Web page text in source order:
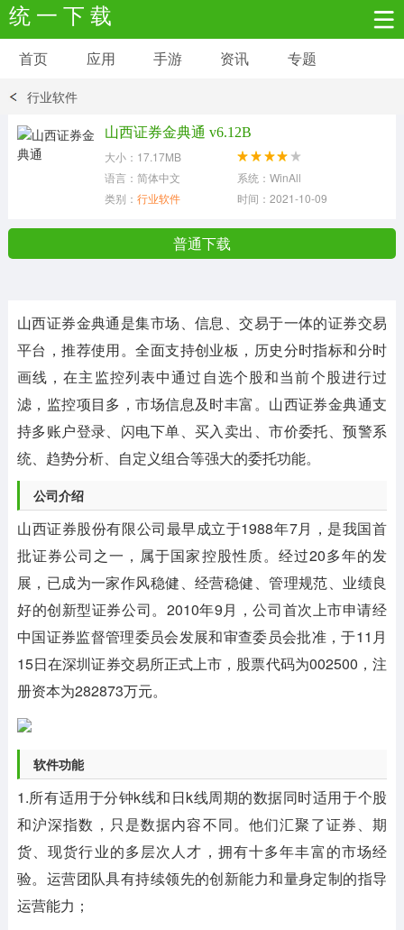
统 一 下 载
安卓应用 安卓游戏
系统工具 其它应用
首页 应用 手游 资讯 专题
行业软件
山西证券金典通 v6.12B
大小：17.17MB
语言：简体中文
系统：WinAll
类别： 行业软件 时间：2021-10-09
普通下载
山西证券金典通是集市场、信息、交易于一体的证券交易
平台，推荐使用。全面支持创业板，历史分时指标和分时
画线，在主监控列表中通过自选个股和当前个股进行过
滤，监控项目多，市场信息及时丰富。山西证券金典通支
持多账户登录、闪电下单、买入卖出、市价委托、预警系
统、趋势分析、自定义组合等强大的委托功能。
公司介绍
山西证券股份有限公司最早成立于1988年7月，是我国首
批证券公司之一，属于国家控股性质。经过20多年的发
展，已成为一家作风稳健、经营稳健、管理规范、业绩良
好的创新型证券公司。2010年9月，公司首次上市申请经
中国证券监督管理委员会发展和审查委员会批准，于11月
15日在深圳证券交易所正式上市，股票代码为002500，注
册资本为282873万元。
软件功能
1.所有适用于分钟k线和日k线周期的数据同时适用于个股
和沪深指数，只是数据内容不同。他们汇聚了证券、期
货、现货行业的多层次人才，拥有十多年丰富的市场经
验。运营团队具有持续领先的创新能力和量身定制的指导
运营能力；